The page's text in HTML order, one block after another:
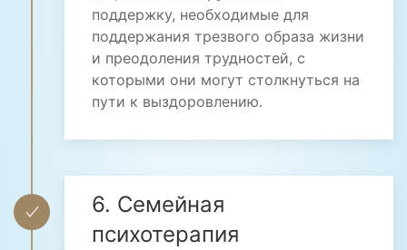
поддержку, необходимые для
поддержания трезвого образа жизни
и преодоления трудностей, с
которыми они могут столкнуться на
пути к выздоровлению.
6. Семейная
психотерапия